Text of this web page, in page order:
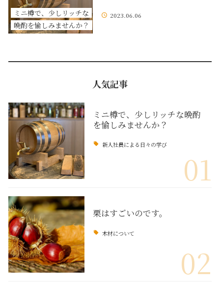
ミニ樽で、少しリッチな
晩酌を愉しみませんか？
2023.06.06
人気記事
ミニ樽で、少しリッチな晩酌
を愉しみませんか？
新人社員による日々の学び
01
栗はすごいのです。
木材について
02